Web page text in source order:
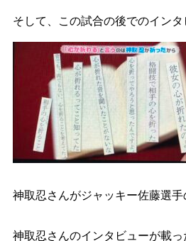
そして、この試合の後でのイン
神取忍さんがジャッキー佐藤選手
神取忍さんのインタビューが載